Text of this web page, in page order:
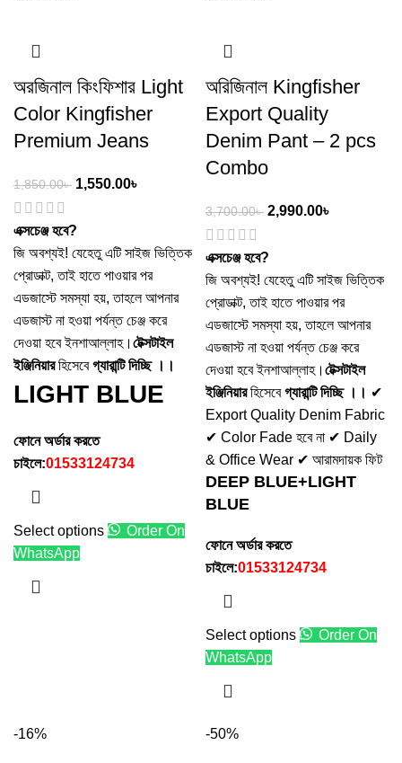
অরজিনাল কিংফিশার Light
Color Kingfisher
Premium Jeans
1,850.00৳ 1,550.00৳
এক্সচেঞ্জ হবে?
জি অবশ্যই! যেহেতু এটি সাইজ ভিত্তিক
প্রোডাক্ট, তাই হাতে পাওয়ার পর
এডজাস্টে সমস্যা হয়, তাহলে আপনার
এডজাস্ট না হওয়া পর্যন্ত চেঞ্জ করে
দেওয়া হবে ইনশাআল্লাহ। টেক্সটাইল
ইঞ্জিনিয়ারহিসেবেগ্যারান্টি দিচ্ছি ।।
LIGHT BLUE
ফোনে অর্ডার করতে
চাইলে:01533124734
Select options
Order On
WhatsApp
অরিজিনাল Kingfisher
Export Quality
Denim Pant – 2 pcs
Combo
3,700.00৳ 2,990.00৳
এক্সচেঞ্জ হবে?
জি অবশ্যই! যেহেতু এটি সাইজ ভিত্তিক
প্রোডাক্ট, তাই হাতে পাওয়ার পর
এডজাস্টে সমস্যা হয়, তাহলে আপনার
এডজাস্ট না হওয়া পর্যন্ত চেঞ্জ করে
দেওয়া হবে ইনশাআল্লাহ। টেক্সটাইল
ইঞ্জিনিয়ারহিসেবেগ্যারান্টি দিচ্ছি ।। ✔
Export Quality Denim Fabric
✔ Color Fade হবে না ✔ Daily
& Office Wear ✔ আরামদায়ক ফিট
DEEP BLUE+LIGHT
BLUE
ফোনে অর্ডার করতে
চাইলে:01533124734
Select options
Order On
WhatsApp
-16% -50%